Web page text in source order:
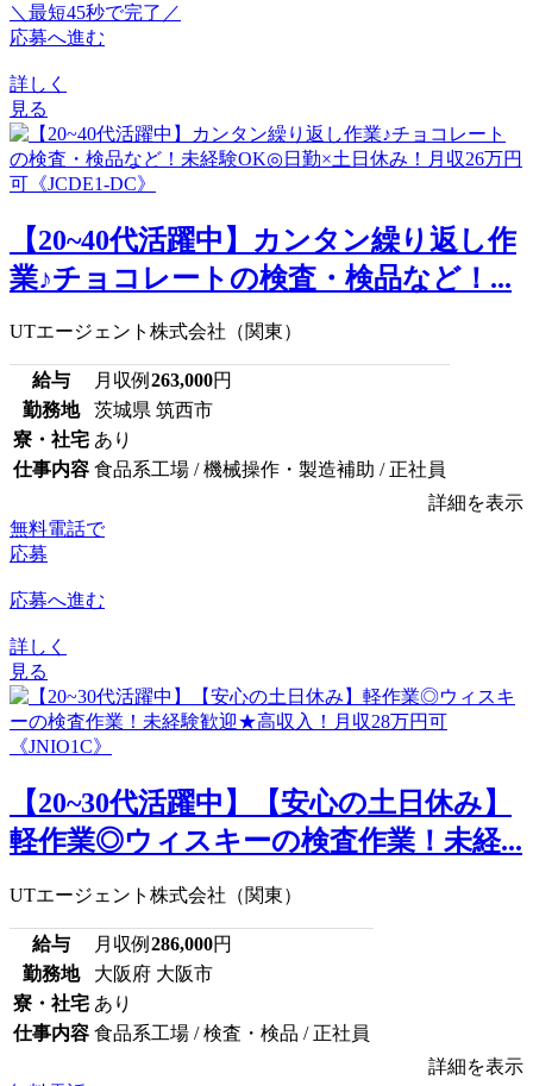
＼最短45秒で完了／
応募へ進む
詳しく
見る
【20~40代活躍中】カンタン繰り返し作
業♪チョコレートの検査・検品など！...
UTエージェント株式会社（関東）
給与 月収例 263,000円
勤務地
茨城県 筑西市
寮・社宅 あり
仕事内容 食品系工場 / 機械操作・製造補助 / 正社員
詳細を表示
無料電話で
応募
応募へ進む
詳しく
見る
【20~30代活躍中】【安心の土日休み】
軽作業◎ウィスキーの検査作業！未経...
UTエージェント株式会社（関東）
給与 月収例 286,000円
勤務地
大阪府 大阪市
寮・社宅 あり
仕事内容 食品系工場 / 検査・検品 / 正社員
詳細を表示